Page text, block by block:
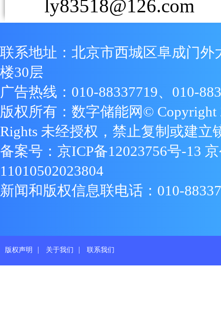
ly83518@126.com
联系地址：北京市西城区阜成门外
楼30层
广告热线：010-88337719、010-
版权所有：数字储能网© Copyright
Rights 未经授权，禁止复制或建立
备案号： 京ICP备12023756号-13
11010502023804
新闻和版权信息联电话：010-
版权声明 | 关于我们 | 联系我们